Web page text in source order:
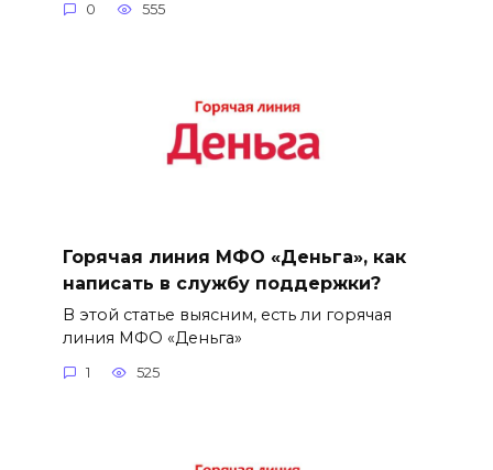
0 555
Горячая линия МФО «Деньга», как
написать в службу поддержки?
В этой статье выясним, есть ли горячая
линия МФО «Деньга»
1 525